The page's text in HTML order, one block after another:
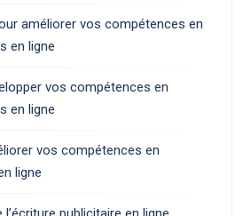
améliorer vos compétences en
en ligne
vos compétences en
en ligne
vos compétences en
ligne